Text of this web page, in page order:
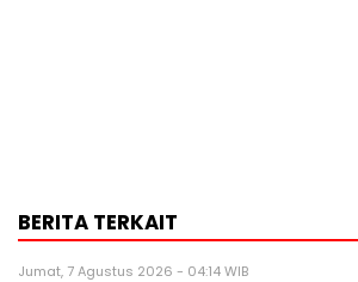
BERITA TERKAIT
Jumat, 7 Agustus 2026 - 04:14 WIB